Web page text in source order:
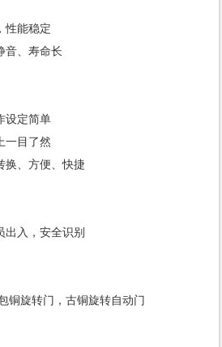
性能稳定
音、寿命长
设定简单
一目了然
、方便、快捷
入，安全识别
铜旋转门，古铜旋转自动门